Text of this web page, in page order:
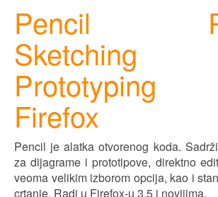
Pencil
Firefox
Pencil je alatka otvorenog koda.
za dijagrame i prototipove, direktno
veoma velikim izborom opcija, kao i
crtanje. Radi u Firefox-u 3.5 i novijima.